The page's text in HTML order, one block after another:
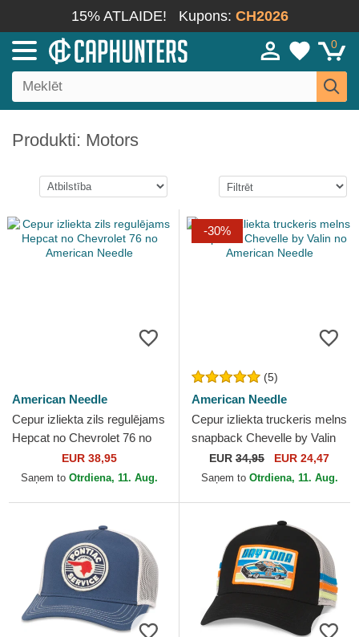
15% ATLAIDE! Kupons: CH2026
0
Produkti: Motors
American Needle
Cepur izliekta zils regulējams
Hepcat no Chevrolet 76 no
American Needle
EUR 38,95
Saņem to Otrdiena, 11. Aug.
-30%
(5)
American Needle
Cepur izliekta truckeris melns
snapback Chevelle by Valin
no American Needle
EUR 34,95 EUR 24,47
Saņem to Otrdiena, 11. Aug.